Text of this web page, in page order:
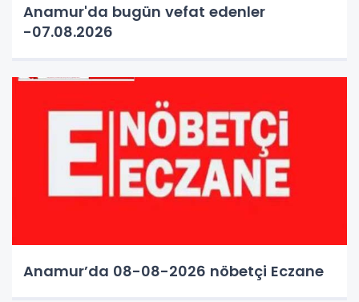
Anamur'da bugün vefat edenler
-07.08.2026
Anamur’da 08-08-2026 nöbetçi Eczane